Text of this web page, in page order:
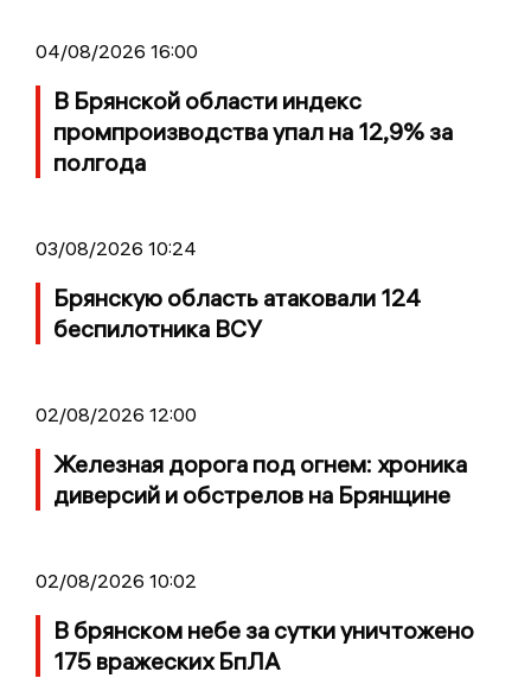
04/08/2026 16:00
В Брянской области индекс
промпроизводства упал на 12,9% за
полгода
03/08/2026 10:24
Брянскую область атаковали 124
беспилотника ВСУ
02/08/2026 12:00
Железная дорога под огнем: хроника
диверсий и обстрелов на Брянщине
02/08/2026 10:02
В брянском небе за сутки уничтожено
175 вражеских БпЛА